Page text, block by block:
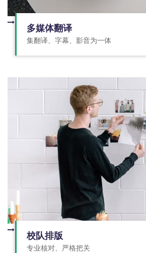
多媒体翻译
集翻译、字幕、影音为一体
校队排版
专业核对、严格把关